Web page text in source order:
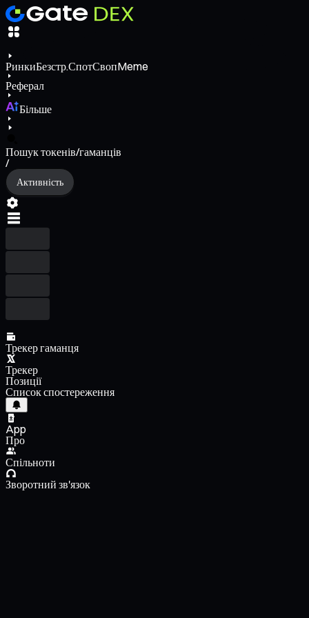
РинкиБезстр.СпотСвопMeme
Реферал
Більше
Пошук токенів/гаманців
/
Активність
Трекер гаманця
Трекер
Позиції
Список спостереження
App
Про
Спільноти
Зворотний зв'язок